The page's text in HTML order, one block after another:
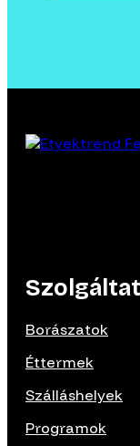
Borászatok
Éttermek
Szálláshelyek
Programok